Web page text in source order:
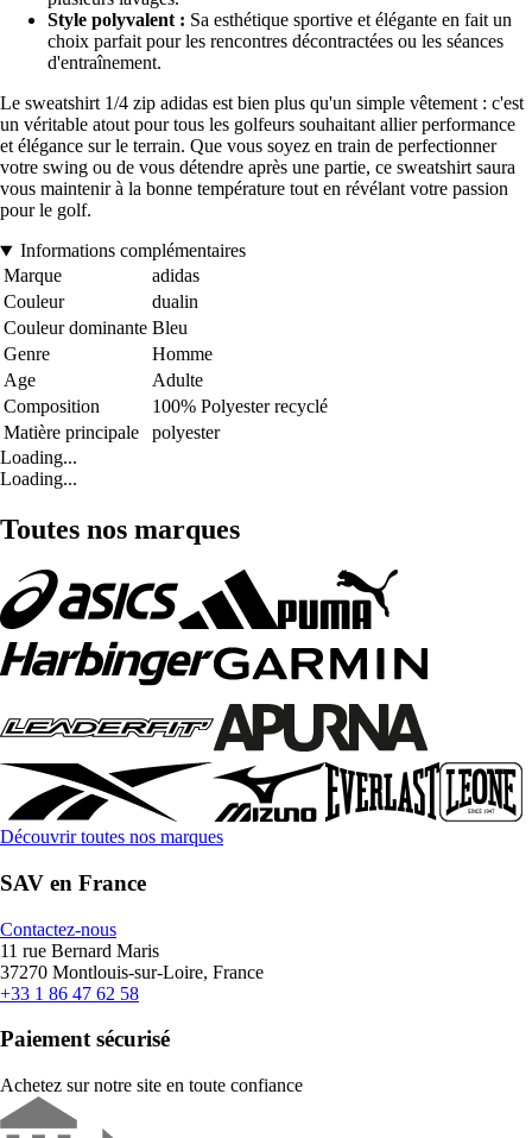
Style polyvalent : Sa esthétique sportive et élégante en fait un
choix parfait pour les rencontres décontractées ou les séances
d'entraînement.
Le sweatshirt 1/4 zip adidas est bien plus qu'un simple vêtement : c'est
un véritable atout pour tous les golfeurs souhaitant allier performance
et élégance sur le terrain. Que vous soyez en train de perfectionner
votre swing ou de vous détendre après une partie, ce sweatshirt saura
vous maintenir à la bonne température tout en révélant votre passion
pour le golf.
Informations complémentaires
Marque
adidas
Couleur
dualin
Couleur dominante Bleu
Genre
Homme
Age
Adulte
Composition
100% Polyester recyclé
Matière principale
polyester
Loading...
Loading...
Toutes nos marques
Découvrir toutes nos marques
SAV en France
Contactez-nous
11 rue Bernard Maris
37270 Montlouis-sur-Loire, France
+33 1 86 47 62 58
Paiement sécurisé
Achetez sur notre site en toute confiance